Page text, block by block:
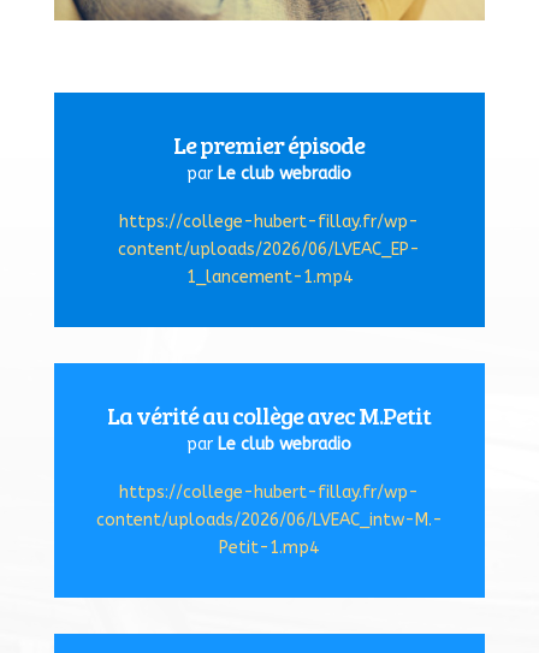
Le premier épisode
par Le club webradio
https://college-hubert-fillay.fr/wp-
content/uploads/2026/06/LVEAC_EP-
1_lancement-1.mp4
La vérité au collège avec M.Petit
par Le club webradio
https://college-hubert-fillay.fr/wp-
content/uploads/2026/06/LVEAC_intw-M.-
Petit-1.mp4